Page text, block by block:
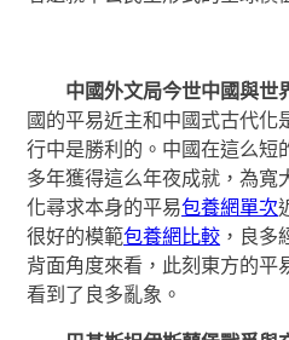
中國外文局今世中國與世
國的平易近主和中國式古代化
行中是勝利的。中國在這么短
多年獲得這么年夜成就，為寬
化尋求本身的平易包養網單次
很好的模範包養網比較 ，良多
背面角度來看，此刻東方的平
看到了良多亂象。